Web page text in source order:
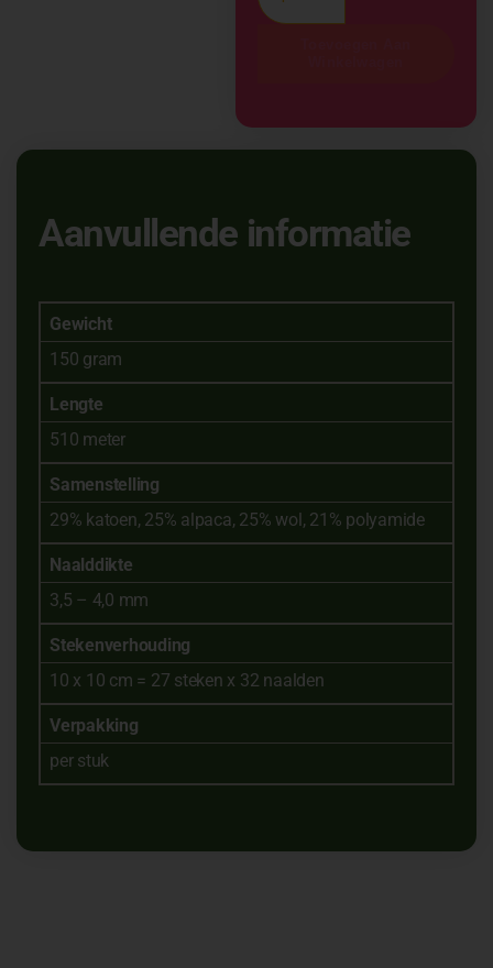
Aanvullende informatie
Gewicht
150 gram
Lengte
510 meter
Samenstelling
29% katoen, 25% alpaca, 25% wol, 21% polyamide
Naalddikte
3,5 – 4,0 mm
Stekenverhouding
10 x 10 cm = 27 steken x 32 naalden
Verpakking
per stuk